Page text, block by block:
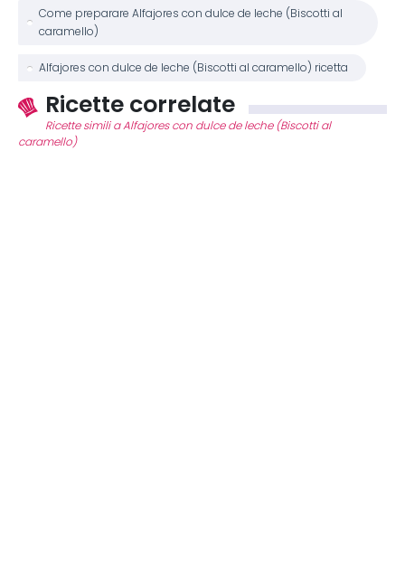
Come preparare Alfajores con dulce de leche (Biscotti al
caramello)
Alfajores con dulce de leche (Biscotti al caramello) ricetta
Ricette correlate
Ricette simili a Alfajores con dulce de leche (Biscotti al
caramello)